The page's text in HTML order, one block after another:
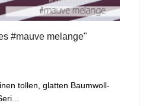
#mauve melange"
tollen, glatten Baumwoll-